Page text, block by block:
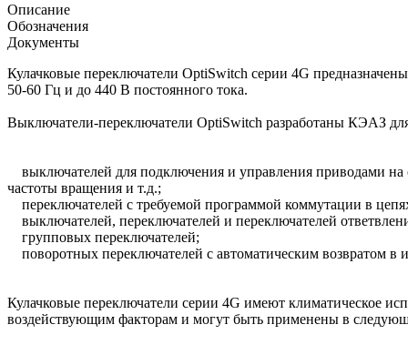
Описание
Обозначения
Документы
Кулачковые переключатели OptiSwitch серии 4G
50-60 Гц и до 440 В постоянного тока.
Выключатели-переключатели OptiSwitch разработаны КЭАЗ
выключателей для подключения и управления приводами на
частоты вращения и т.д.;
переключателей с требуемой программой коммутации в
выключателей, переключателей и переключателей
групповых переключателей;
поворотных переключателей с автоматическим возвратом в
Кулачковые переключатели серии 4G имеют климатическое
воздействующим факторам и могут быть применены в